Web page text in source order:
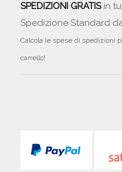
SPEDIZIONI GRATISin
Spedizione Standard
Calcola le spese di spedizioni
carrello!